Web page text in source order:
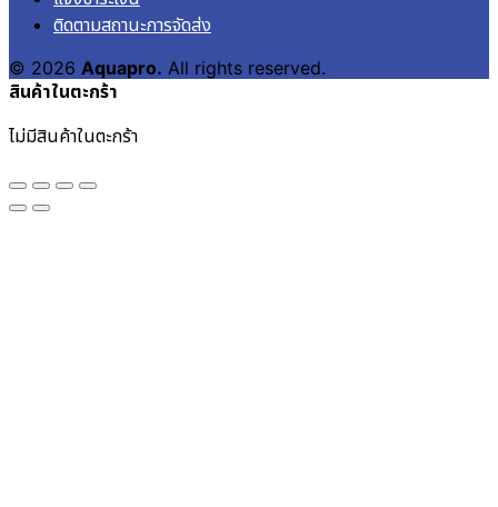
ติดตามสถานะการจัดส่ง
© 2026 Aquapro. All rights reserved.
สินค้าในตะกร้า
ไม่มีสินค้าในตะกร้า